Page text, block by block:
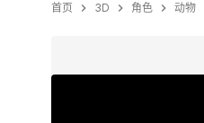
首页 3D 角色 动物